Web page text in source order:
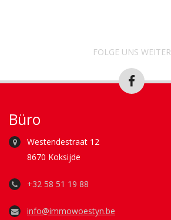
FOLGE UNS WEITER
Büro
Westendestraat 12
8670 Koksijde
+32 58 51 19 88
info@immowoestyn.be